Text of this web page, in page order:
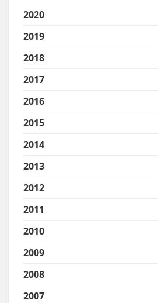
2020
2019
2018
2017
2016
2015
2014
2013
2012
2011
2010
2009
2008
2007